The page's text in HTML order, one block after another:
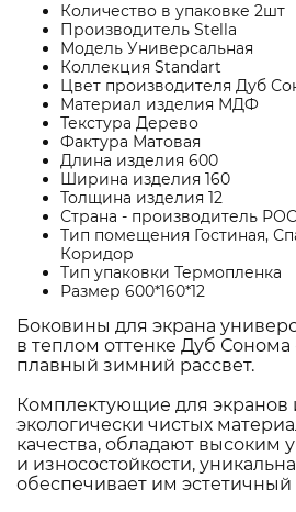
Количество в упаковке 2шт
Производитель Stella
Модель Универсальная
Коллекция Standart
Цвет производителя Дуб
Материал изделия МДФ
Текстура Дерево
Фактура Матовая
Длина изделия 600
Ширина изделия 160
Толщина изделия 12
Страна - производитель
Тип помещения Гостиная,
Коридор
Тип упаковки Термопленка
Размер 600*160*12
Боковины для экрана
в теплом оттенке Дуб
плавный зимний рассвет.
Комплектующие для экранов
экологически чистых
качества, обладают высоким
и износостойкости,
обеспечивает им